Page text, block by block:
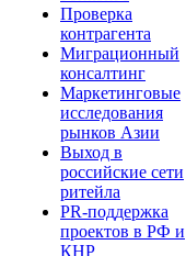
Проверка
контрагента
Миграционный
консалтинг
Маркетинговые
исследования
рынков Азии
Выход в
российские сети
ритейла
PR-поддержка
проектов в РФ и
КНР